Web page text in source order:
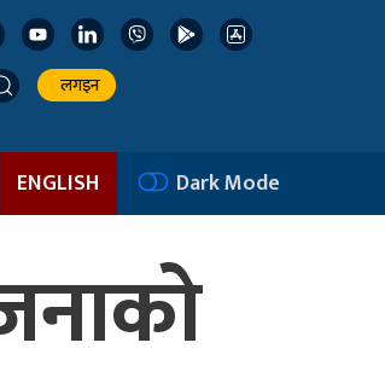
लगइन
ENGLISH Dark Mode